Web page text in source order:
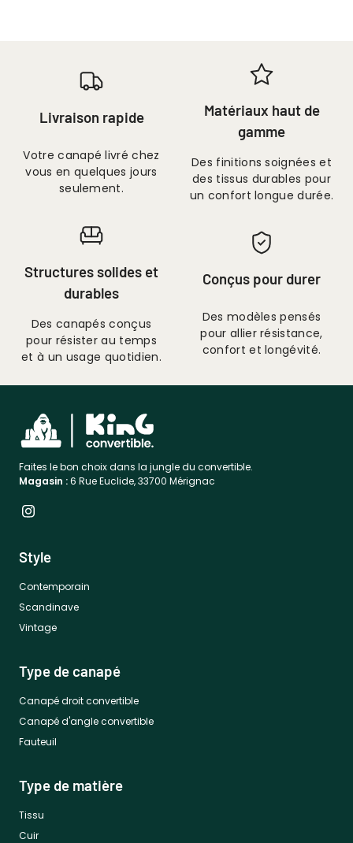
Livraison rapide
Votre canapé livré chez
vous en quelques jours
seulement.
Matériaux haut de
gamme
Des finitions soignées et
des tissus durables pour
un confort longue durée.
Structures solides et
durables
Des canapés conçus
pour résister au temps
et à un usage quotidien.
Conçus pour durer
Des modèles pensés
pour allier résistance,
confort et longévité.
Faites le bon choix dans la jungle du convertible.
Magasin :6 Rue Euclide, 33700 Mérignac
Style
Contemporain
Scandinave
Vintage
Type de canapé
Canapé droit convertible
Canapé d'angle convertible
Fauteuil
Type de matière
Tissu
Cuir